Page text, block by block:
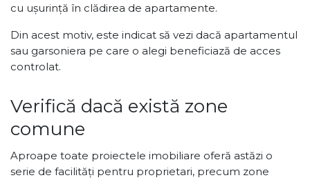
cu ușurință în clădirea de apartamente.
Din acest motiv, este indicat să vezi dacă apartamentul
sau garsoniera pe care o alegi beneficiază de acces
controlat.
Verifică dacă există zone
comune
Aproape toate proiectele imobiliare oferă astăzi o
serie de facilități pentru proprietari, precum zone